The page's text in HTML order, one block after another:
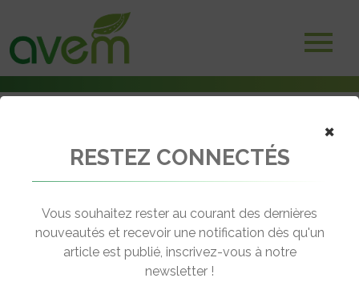
Voitures électriques
MERCEDES EQC
[wppr_avg_rating id="41370"]
×
RESTEZ CONNECTÉS
Vous souhaitez rester au courant des dernières
nouveautés et recevoir une notification dès qu'un
article est publié, inscrivez-vous à notre
newsletter !